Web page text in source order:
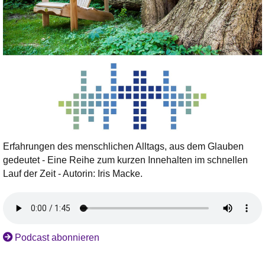
Erfahrungen des menschlichen Alltags, aus dem Glauben
gedeutet - Eine Reihe zum kurzen Innehalten im schnellen
Lauf der Zeit - Autorin: Iris Macke.
Podcast abonnieren